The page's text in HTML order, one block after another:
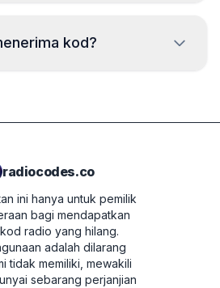
pada label pada badan radio
nombor siri terletak di atas atau
kod?
radiocodes.co
ini hanya untuk pemilik
bagi mendapatkan
radio yang hilang.
adalah dilarang
tidak memiliki, mewakili
sebarang perjanjian